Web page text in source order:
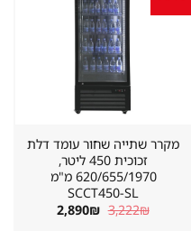
מקרר שתייה שחור עומד דלת
זכוכית 450 ליטר,
620/655/1970 מ"מ
SCCT450-SL
3,222 המחיר
המקורי
2,890 ₪ המחיר
הנוכחי